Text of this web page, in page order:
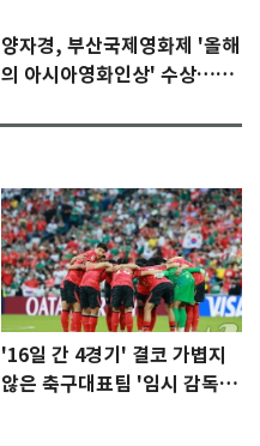
양자경, 부산국제영화제 '올해
의 아시아영화인상' 수상…15
'16일 간 4경기' 결코 가볍지
않은 축구대표팀 '임시 감독'